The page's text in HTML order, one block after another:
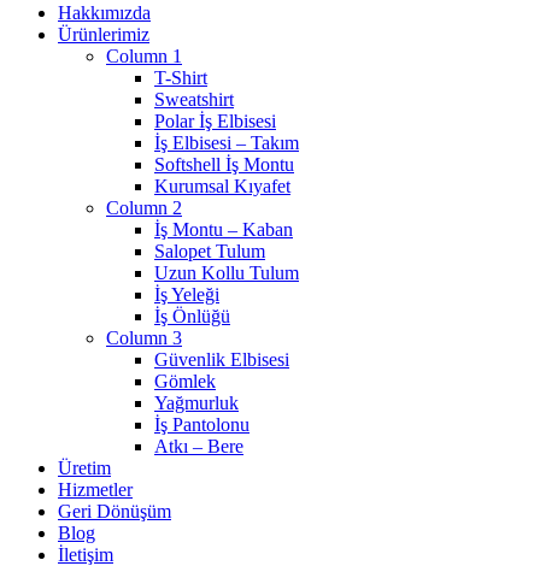
Hakkımızda
Ürünlerimiz
Column 1
T-Shirt
Sweatshirt
Polar İş Elbisesi
İş Elbisesi – Takım
Softshell İş Montu
Kurumsal Kıyafet
Column 2
İş Montu – Kaban
Salopet Tulum
Uzun Kollu Tulum
İş Yeleği
İş Önlüğü
Column 3
Güvenlik Elbisesi
Gömlek
Yağmurluk
İş Pantolonu
Atkı – Bere
Üretim
Hizmetler
Geri Dönüşüm
Blog
İletişim